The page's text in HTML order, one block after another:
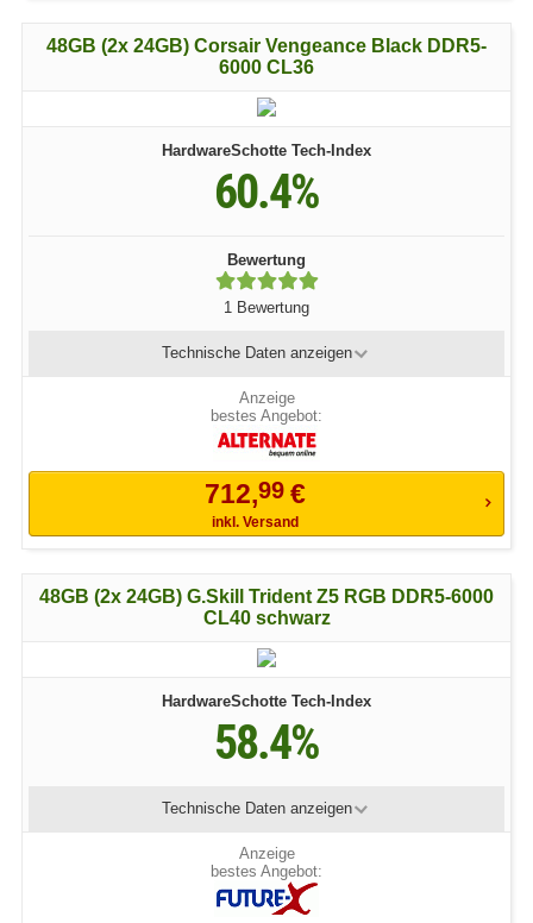
48GB (2x 24GB) Corsair Vengeance Black DDR5-
6000 CL36
HardwareSchotte Tech-Index
60.4%
Bewertung
1 Bewertung
Technische Daten anzeigen
bestes Angebot:
712,99 €
inkl. Versand
48GB (2x 24GB) G.Skill Trident Z5 RGB DDR5-6000
CL40 schwarz
HardwareSchotte Tech-Index
58.4%
Technische Daten anzeigen
bestes Angebot: